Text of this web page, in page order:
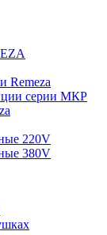
Remeza
серии МКР
220V
380V